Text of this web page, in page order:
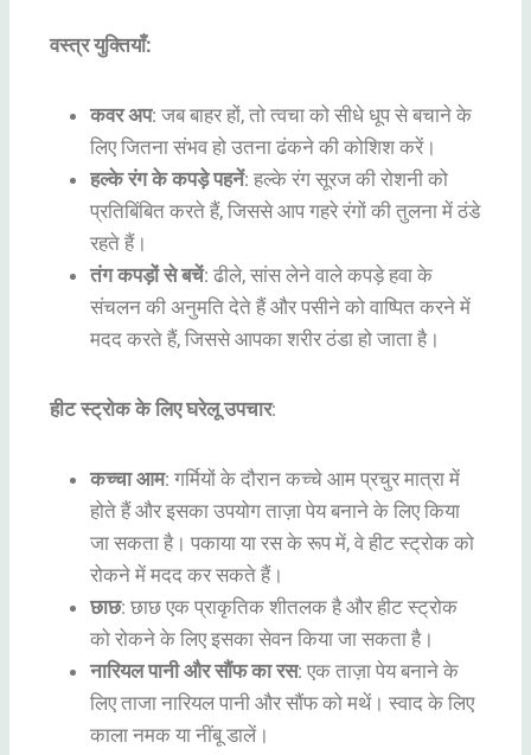
वस्त्र युक्तियाँ:
कवर अप: जब बाहर हों, तो त्वचा को सीधे धूप से बचाने के
लिए जितना संभव हो उतना ढंकने की कोशिश करें।
हल्के रंग के कपड़े पहनें: हल्के रंग सूरज की रोशनी को
प्रतिबिंबित करते हैं, जिससे आप गहरे रंगों की तुलना में ठंडे
रहते हैं।
तंग कपड़ों से बचें: ढीले, सांस लेने वाले कपड़े हवा के
संचलन की अनुमति देते हैं और पसीने को वाष्पित करने में
मदद करते हैं, जिससे आपका शरीर ठंडा हो जाता है।
हीट स्ट्रोक के लिए घरेलू उपचार:
कच्चा आम: गर्मियों के दौरान कच्चे आम प्रचुर मात्रा में
होते हैं और इसका उपयोग ताज़ा पेय बनाने के लिए किया
जा सकता है। पकाया या रस के रूप में, वे हीट स्ट्रोक को
रोकने में मदद कर सकते हैं।
छाछ: छाछ एक प्राकृतिक शीतलक है और हीट स्ट्रोक
को रोकने के लिए इसका सेवन किया जा सकता है।
नारियल पानी और सौंफ का रस: एक ताज़ा पेय बनाने के
लिए ताजा नारियल पानी और सौंफ को मथें। स्वाद के लिए
काला नमक या नींबू डालें।